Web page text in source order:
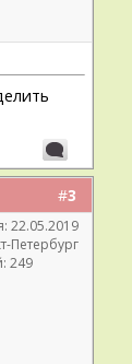
#3
22.05.2019
Петербург
249